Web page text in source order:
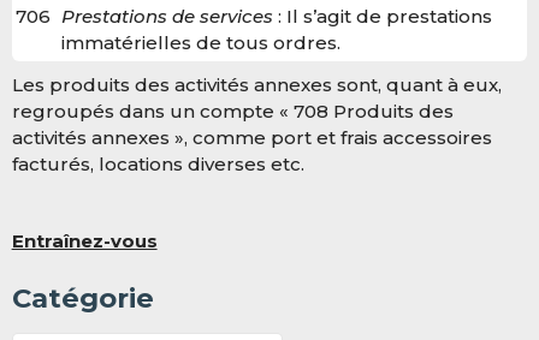
706 Prestations de services : Il s’agit de prestations
immatérielles de tous ordres.
Les produits des activités annexes sont, quant à eux,
regroupés dans un compte « 708 Produits des
activités annexes », comme port et frais accessoires
facturés, locations diverses etc.
Entraînez-vous
Catégorie